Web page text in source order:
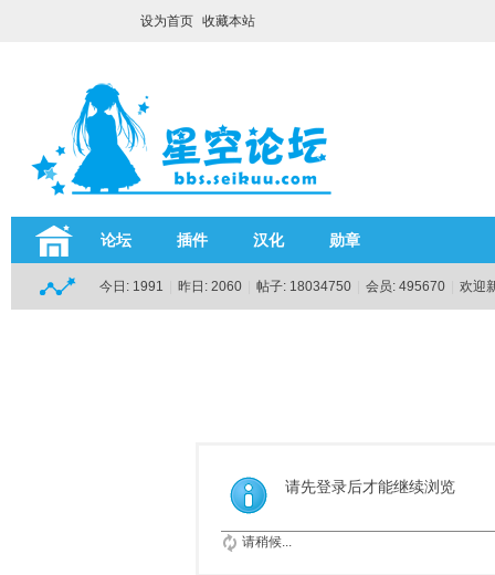
设为首页 收藏本站
论坛 插件 汉化 勋章
今日: 1991 昨日: 2060 帖子: 18034750 会员: 495670 欢迎
请先登录后才能继续浏览
请稍候...